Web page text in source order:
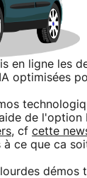
en ligne les
optimisées
de l'option
, cf cette
à ce que ca
démos